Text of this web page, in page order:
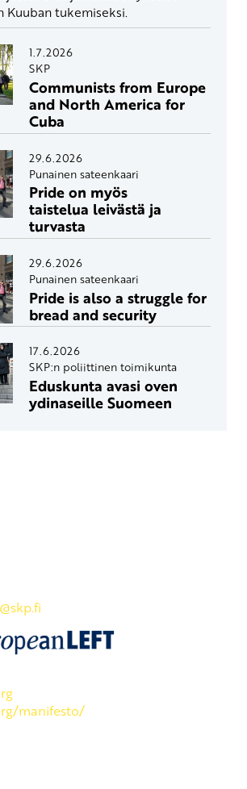
Kuuban tukemiseksi.
1.7.2026
SKP
Communists from Europe
and North America for
Cuba
29.6.2026
Punainen sateenkaari
Pride on myös
taistelua leivästä ja
turvasta
29.6.2026
Punainen sateenkaari
Pride is also a struggle for
bread and security
17.6.2026
SKP:n poliittinen toimikunta
Eduskunta avasi oven
ydinaseille Suomeen
@skp.fi
manifesto/